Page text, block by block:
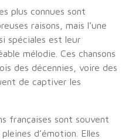
plus connues sont
raisons, mais l’une
spéciales est leur
mélodie. Ces chansons
des décennies, voire des
de captiver les
françaises sont souvent
d’émotion. Elles